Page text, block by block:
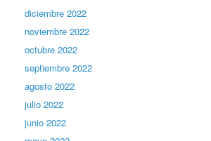
diciembre 2022
noviembre 2022
octubre 2022
septiembre 2022
agosto 2022
julio 2022
junio 2022